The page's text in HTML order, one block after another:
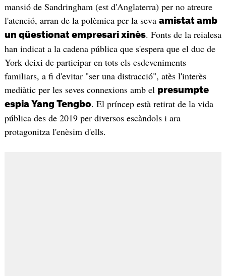
mansió de Sandringham (est d'Anglaterra) per no atreure
l'atenció, arran de la polèmica per la seva amistat amb
un qüestionat empresari xinès. Fonts de la reialesa
han indicat a la cadena pública que s'espera que el duc de
York deixi de participar en tots els esdeveniments
familiars, a fi d'evitar "ser una distracció", atès l'interès
mediàtic per les seves connexions amb el presumpte
espia Yang Tengbo. El príncep està retirat de la vida
pública des de 2019 per diversos escàndols i ara
protagonitza l'enèsim d'ells.